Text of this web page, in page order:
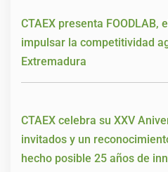
CTAEX presenta FOODLAB,
impulsar la competitividad
Extremadura
CTAEX celebra su XXV
invitados y un
hecho posible 25 años de